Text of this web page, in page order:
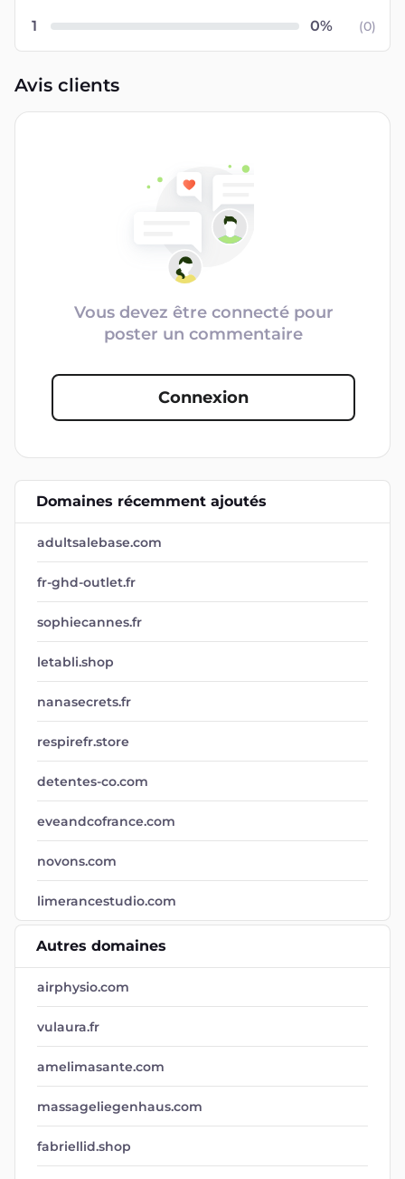
1 (0)
Avis clients
Vous devez être connecté pour
poster un commentaire
Connexion
Domaines récemment ajoutés
adultsalebase.com
fr-ghd-outlet.fr
sophiecannes.fr
letabli.shop
nanasecrets.fr
respirefr.store
detentes-co.com
eveandcofrance.com
novons.com
limerancestudio.com
Autres domaines
airphysio.com
vulaura.fr
amelimasante.com
massageliegenhaus.com
fabriellid.shop